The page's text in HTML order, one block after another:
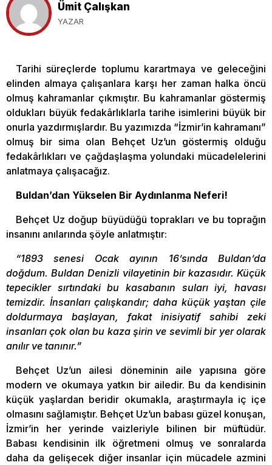
Ümit Çalışkan
YAZAR
Tarihi süreçlerde toplumu karartmaya ve geleceğini
elinden almaya çalışanlara karşı her zaman halka öncü
olmuş kahramanlar çıkmıştır. Bu kahramanlar göstermiş
oldukları büyük fedakârlıklarla tarihe isimlerini büyük bir
onurla yazdırmışlardır. Bu yazımızda “İzmir’in kahramanı”
olmuş bir sima olan Behçet Uz’un göstermiş olduğu
fedakârlıkları ve çağdaşlaşma yolundaki mücadelelerini
anlatmaya çalışacağız.
Buldan’dan Yükselen Bir Aydınlanma Neferi!
Behçet Uz doğup büyüdüğü toprakları ve bu toprağın
insanını anılarında şöyle anlatmıştır:
“1893 senesi Ocak ayının 16’sında Buldan’da
doğdum. Buldan Denizli vilayetinin bir kazasıdır. Küçük
tepecikler sırtındaki bu kasabanın suları iyi, havası
temizdir. İnsanları çalışkandır; daha küçük yaştan çile
doldurmaya başlayan, fakat inisiyatif sahibi zeki
insanları çok olan bu kaza şirin ve sevimli bir yer olarak
anılır ve tanınır.”
Behçet Uz’un ailesi döneminin aile yapısına göre
modern ve okumaya yatkın bir ailedir. Bu da kendisinin
küçük yaşlardan beridir okumakla, araştırmayla iç içe
olmasını sağlamıştır. Behçet Uz’un babası güzel konuşan,
İzmir’in her yerinde vaizleriyle bilinen bir müftüdür.
Babası kendisinin ilk öğretmeni olmuş ve sonralarda
daha da gelişecek diğer insanlar için mücadele azmini